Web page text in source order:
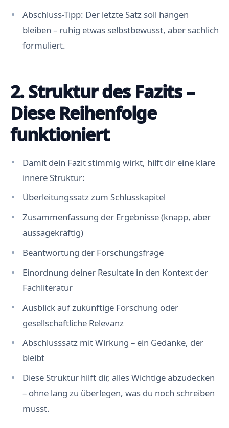
Abschluss-Tipp: Der letzte Satz soll hängen
bleiben – ruhig etwas selbstbewusst, aber sachlich
formuliert.
2. Struktur des Fazits –
Diese Reihenfolge
funktioniert
Damit dein Fazit stimmig wirkt, hilft dir eine klare
innere Struktur:
Überleitungssatz zum Schlusskapitel
Zusammenfassung der Ergebnisse (knapp, aber
aussagekräftig)
Beantwortung der Forschungsfrage
Einordnung deiner Resultate in den Kontext der
Fachliteratur
Ausblick auf zukünftige Forschung oder
gesellschaftliche Relevanz
Abschlusssatz mit Wirkung – ein Gedanke, der
bleibt
Diese Struktur hilft dir, alles Wichtige abzudecken
– ohne lang zu überlegen, was du noch schreiben
musst.